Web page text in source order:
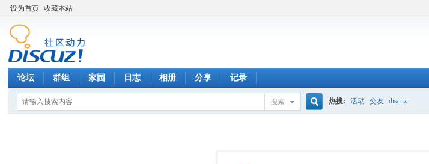
设为首页 收藏本站
论坛 群组 家园 日志 相册 分享 记录
搜索 热搜: 活动 交友 discuz